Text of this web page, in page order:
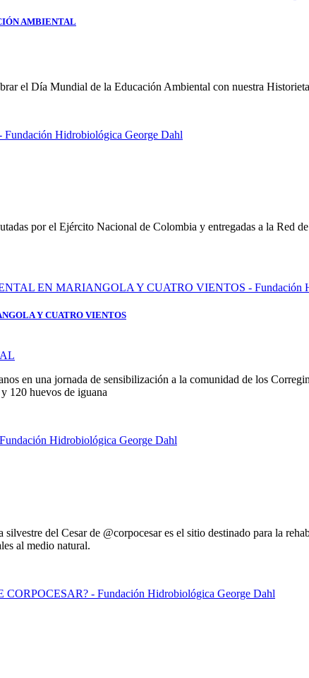
AMBIENTAL
el Día Mundial de la Educación Ambiental con nuestra
por el Ejército Nacional de Colombia y entregadas a la Red
Y CUATRO VIENTOS
en una jornada de sensibilización a la comunidad de los
120 huevos de iguana
del Cesar de @corpocesar es el sitio destinado para la
al medio natural.